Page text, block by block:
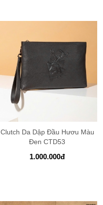
Clutch Da Dập Đầu Hươu Màu
Đen CTD53
1.000.000đ